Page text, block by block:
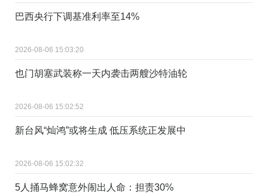
巴西央行下调基准利率至14%
2026-08-06 15:03:20
也门胡塞武装称一天内袭击两艘沙特油轮
2026-08-06 15:02:52
新台风“灿鸿”或将生成 低压系统正发展中
2026-08-06 15:02:32
5人捅马蜂窝意外闹出人命：担责30%